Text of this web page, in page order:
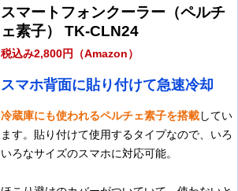
スマートフォンクーラー（ペルチ
ェ素子） TK-CLN24
税込み2,800円（Amazon）
スマホ背面に貼り付けて急速冷却
冷蔵庫にも使われるペルチェ素子を搭載してい
ます。貼り付けて使用するタイプなので、いろ
いろなサイズのスマホに対応可能。